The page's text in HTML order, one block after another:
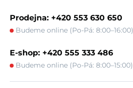
Prodejna: +420 553 630 650
Budeme online (Po-Pá: 8:00–16:00)
E-shop: +420 555 333 486
Budeme online (Po-Pá: 8:00–15:00)